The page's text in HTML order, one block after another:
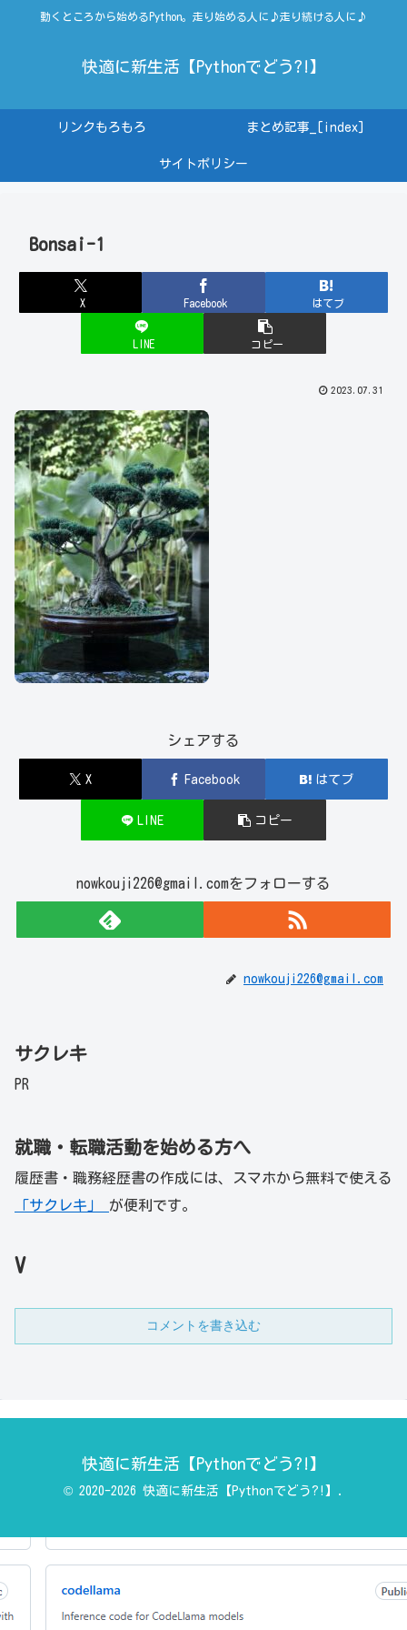
動くところから始めるPython。走り始める人に♪走り続ける人に♪
快適に新生活【Pythonでどう?!】
リンクもろもろ まとめ記事_[index]
サイトポリシー
Bonsai-1
X Facebook はてブ
LINE コピー
2023.07.31
シェアする
X Facebook はてブ
LINE コピー
nowkouji226@gmail.comをフォローする
nowkouji226@gmail.com
サクレキ
PR
就職・転職活動を始める方へ
履歴書・職務経歴書の作成には、スマホから無料で使える
「サクレキ」 が便利です。
V
コメントを書き込む
快適に新生活【Pythonでどう?!】
© 2020-2026 快適に新生活【Pythonでどう?!】.